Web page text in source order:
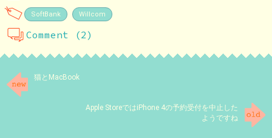
SoftBank Willcom
Comment (2)
猫とMacBook
Apple StoreではiPhone 4の予約受付を中止した
ようですね